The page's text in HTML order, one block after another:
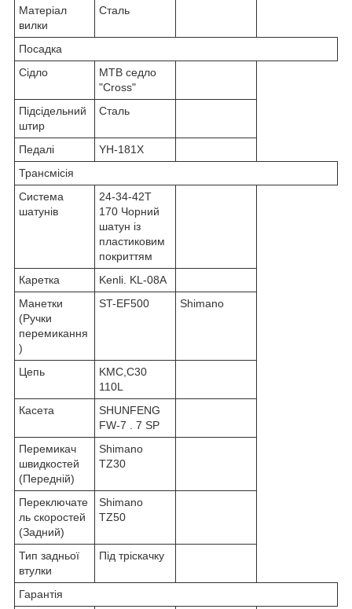
Матеріал
вилки
Сталь
Посадка
Сідло
MTB седло
"Cross"
Підсідельний
штир
Сталь
Педалі
YH-181X
Трансмісія
Система
шатунів
24-34-42T
170 Чорний
шатун із
пластиковим
покриттям
Каретка
Kenli. KL-08A
Манетки
(Ручки
перемикання
)
ST-EF500 Shimano
Цепь
KMC,C30
110L
Касета
SHUNFENG
FW-7 . 7 SP
Перемикач
швидкостей
(Передній)
Shimano
TZ30
Переключате
ль скоростей
(Задний)
Shimano
TZ50
Тип задньої
втулки
Під тріскачку
Гарантія